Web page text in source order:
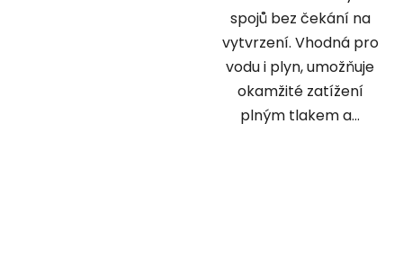
spojů bez čekání na
vytvrzení. Vhodná pro
vodu i plyn, umožňuje
okamžité zatížení
plným tlakem a...